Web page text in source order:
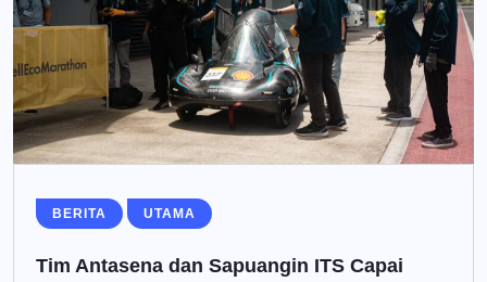
BERITA UTAMA
Tim Antasena dan Sapuangin ITS Capai